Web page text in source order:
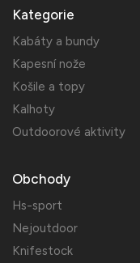
Kategorie
Kabáty a bundy
Kapesní nože
Košile a topy
Kalhoty
Outdoorové aktivity
Obchody
Hs-sport
Nejoutdoor
Knifestock